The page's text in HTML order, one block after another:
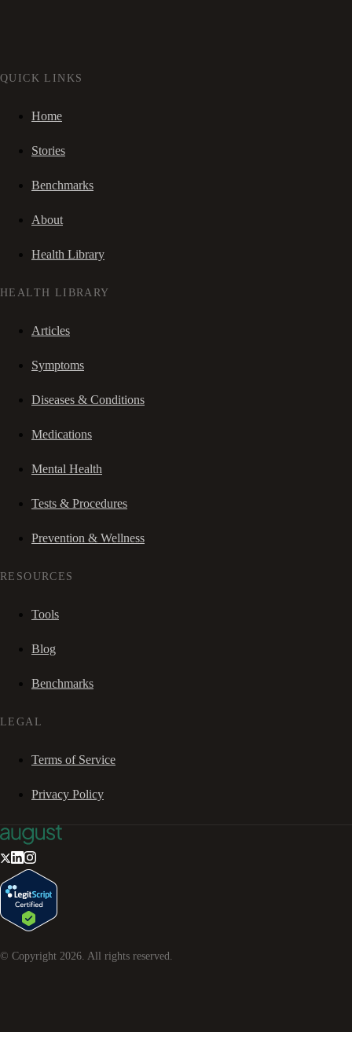
QUICK LINKS
Home
Stories
Benchmarks
About
Health Library
HEALTH LIBRARY
Articles
Symptoms
Diseases & Conditions
Medications
Mental Health
Tests & Procedures
Prevention & Wellness
RESOURCES
Tools
Blog
Benchmarks
LEGAL
Terms of Service
Privacy Policy
© Copyright 2026 . All rights reserved.